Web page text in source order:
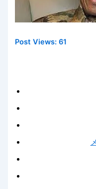
Post Views: 61